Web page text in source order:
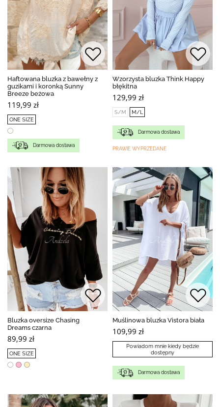
Haftowana bluzka z bawełny z
guzikami i koronką Sunny
Breeze beżowa
119,99 zł
ONE SIZE
Darmowa dostawa
Wzorzysta bluzka Think Happy
błękitna
129,99 zł
S/M M/L
Darmowa dostawa
PRAWIE WYPRZEDANE
Bluzka oversize Chasing
Dreams czarna
89,99 zł
ONE SIZE
Muślinowa bluzka Vistora biała
109,99 zł
Powiadom mnie kiedy będzie
dostępny
Darmowa dostawa